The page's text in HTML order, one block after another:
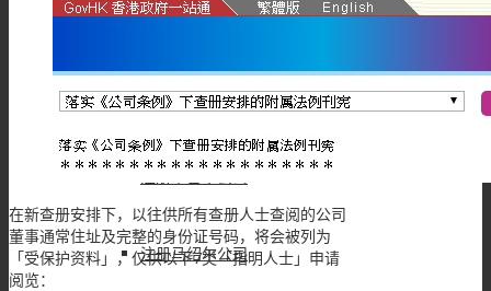
注册BVI公司
注册开曼公司
注册马绍尔公司
在新查册安排下，以往供所有查册人士查阅的公司
董事通常住址及完整的身份证号码，将会被列为
「受保护资料」，仅供以下7类「指明人士」申请
阅览：